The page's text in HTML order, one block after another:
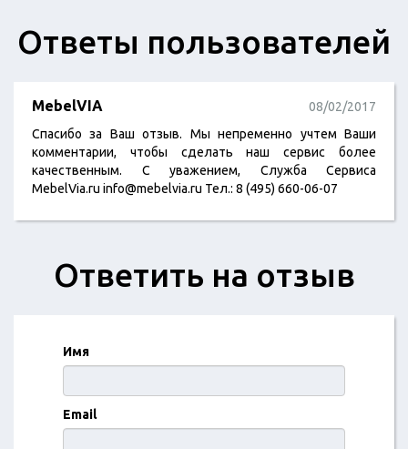
Ответы пользователей
MebelVIA
08/02/2017
Спасибо за Ваш отзыв. Мы непременно учтем Ваши
комментарии, чтобы сделать наш сервис более
качественным. С уважением, Служба Сервиса
MebelVia.ru info@mebelvia.ru Тел.: 8 (495) 660-06-07
Ответить на отзыв
Имя
Email